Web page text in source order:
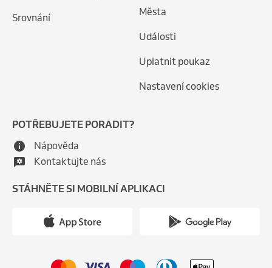
Srovnání Města
Události
Uplatnit poukaz
Nastavení cookies
POTŘEBUJETE PORADIT?
Nápověda
Kontaktujte nás
STÁHNĚTE SI MOBILNÍ APLIKACI